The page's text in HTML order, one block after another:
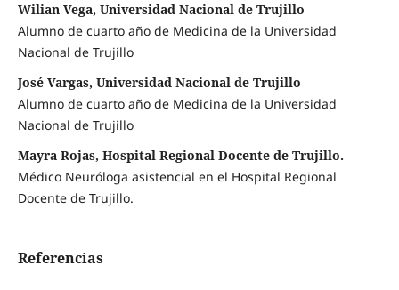
Wilian Vega, Universidad Nacional de Trujillo
Alumno de cuarto año de Medicina de la Universidad
Nacional de Trujillo
José Vargas, Universidad Nacional de Trujillo
Alumno de cuarto año de Medicina de la Universidad
Nacional de Trujillo
Mayra Rojas, Hospital Regional Docente de Trujillo.
Médico Neuróloga asistencial en el Hospital Regional
Docente de Trujillo.
Referencias